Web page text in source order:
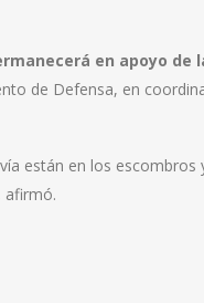
en apoyo de
de Defensa, en
están en los escombros
afirmó.